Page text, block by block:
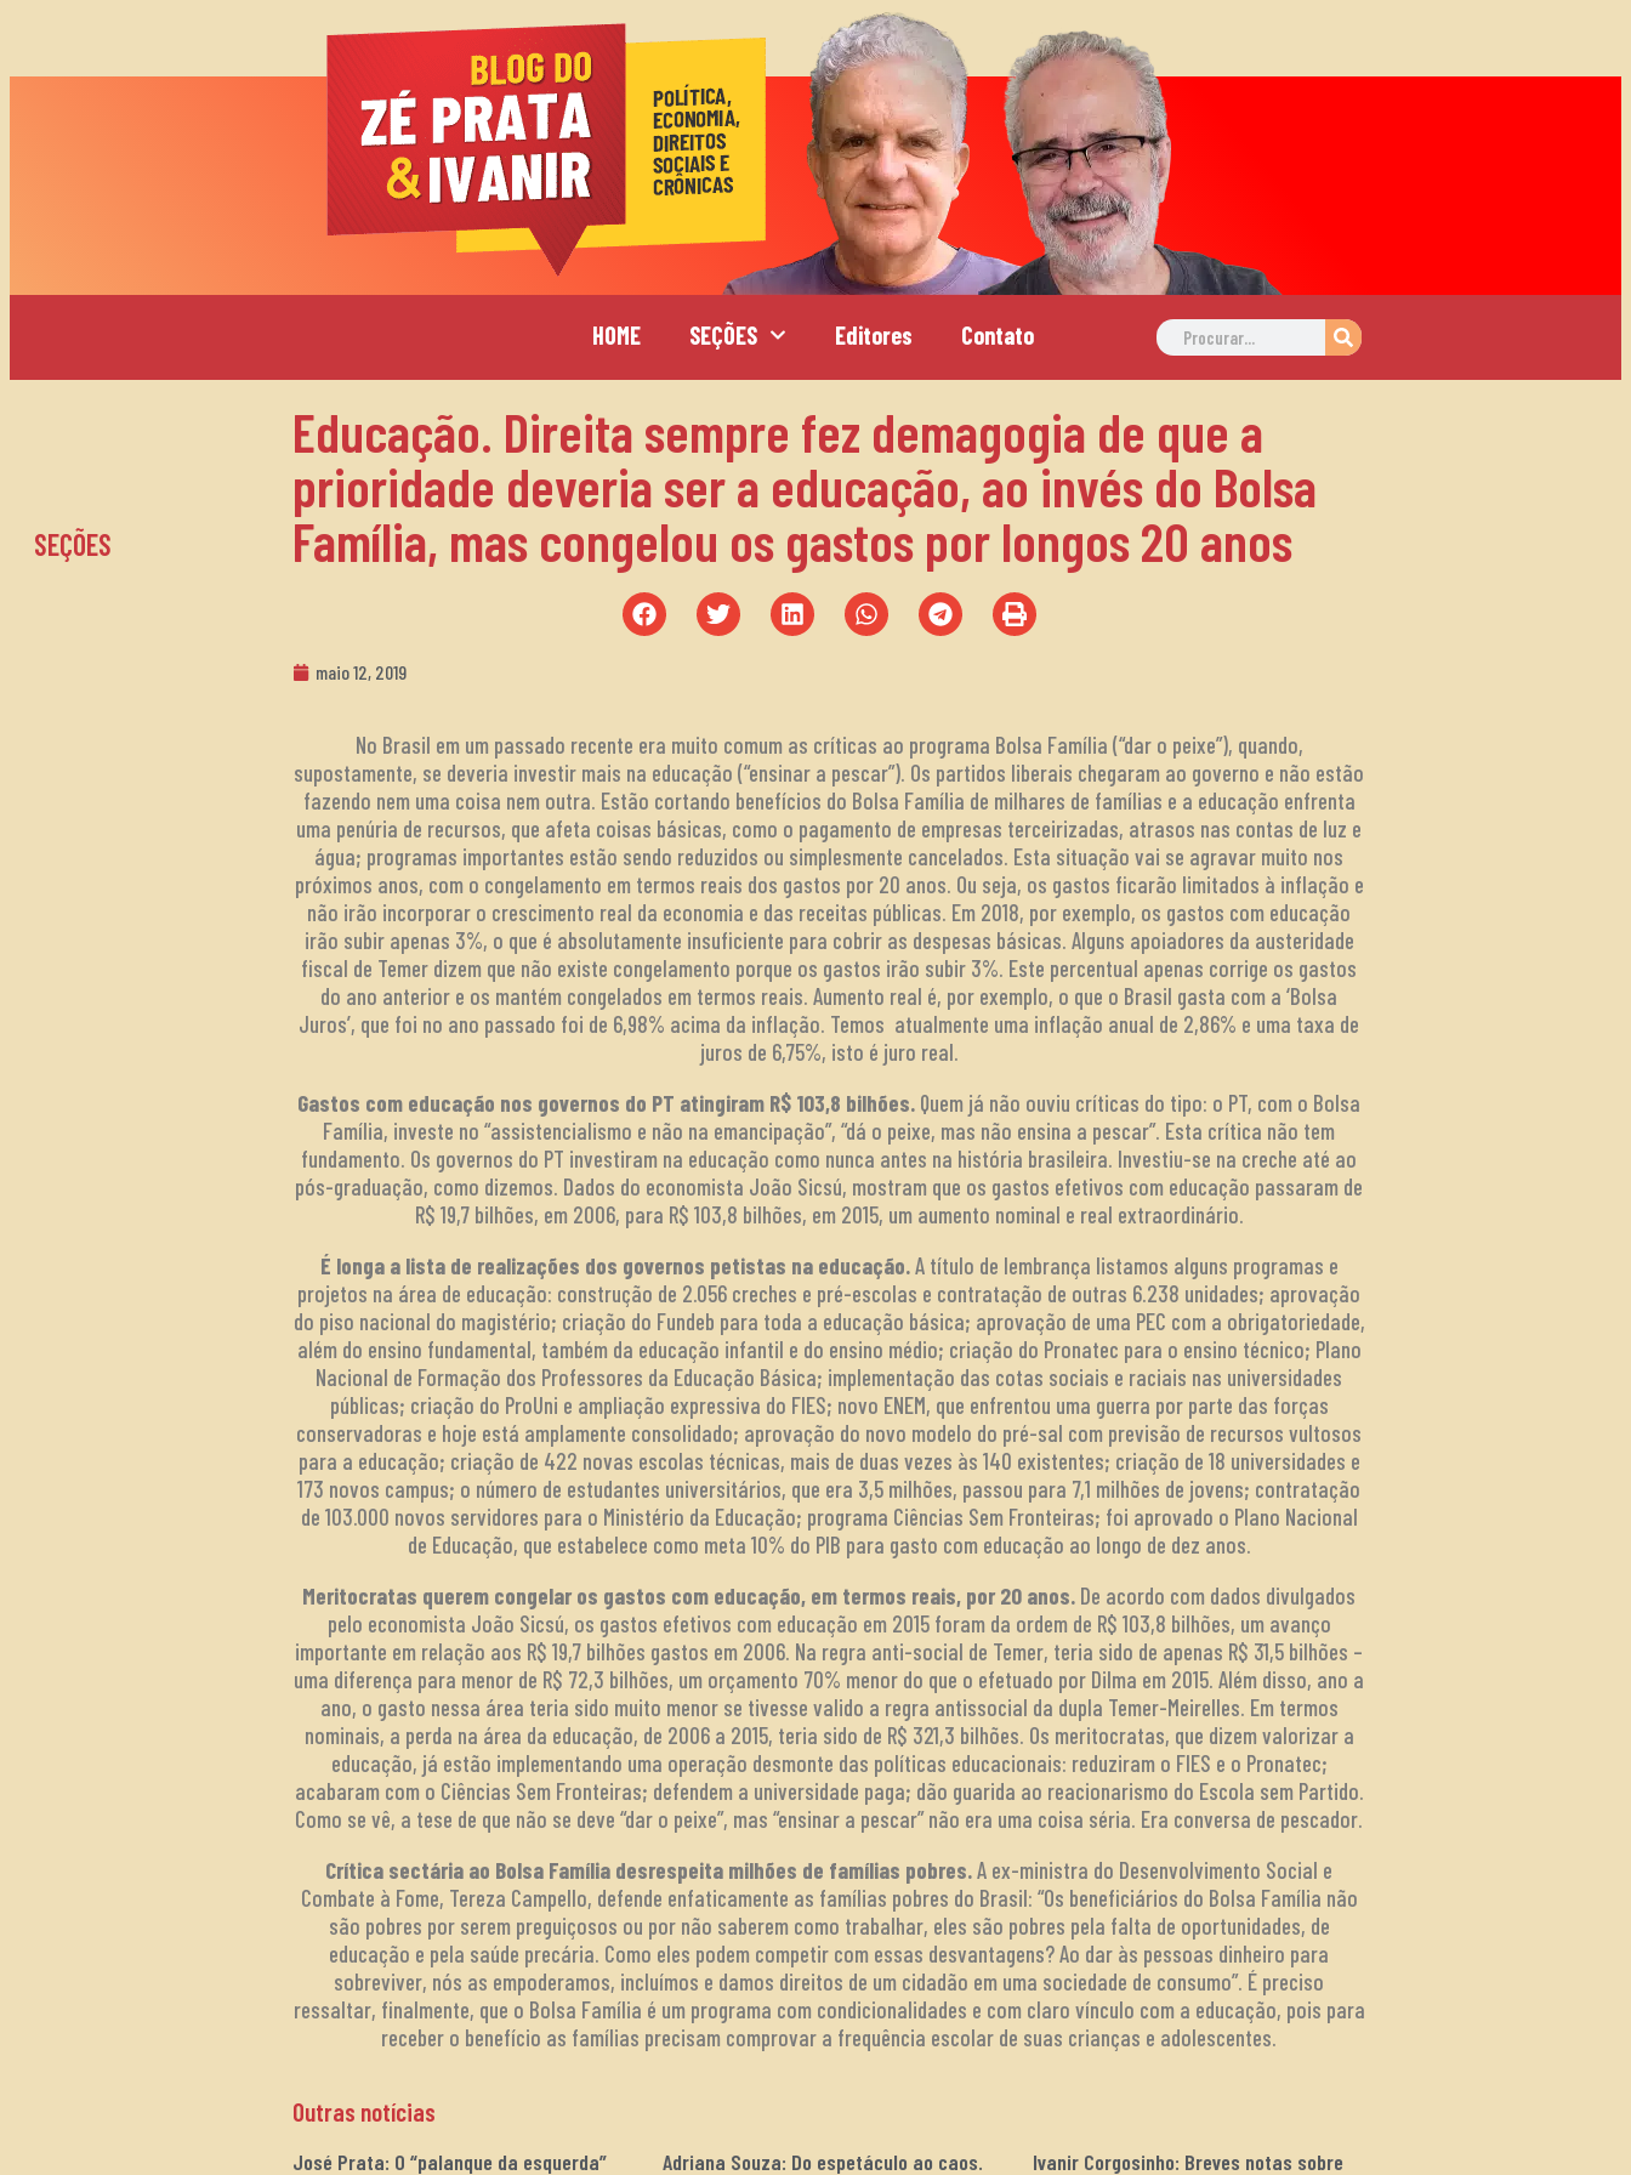
HOME SEÇÕES Editores Contato
SEÇÕES
Educação. Direita sempre fez demagogia de que a
prioridade deveria ser a educação, ao invés do Bolsa
Família, mas congelou os gastos por longos 20 anos
maio 12, 2019
No Brasil em um passado recente era muito comum as críticas ao programa Bolsa Família (“dar o peixe”), quando,
supostamente, se deveria investir mais na educação (“ensinar a pescar”). Os partidos liberais chegaram ao governo e não estão
fazendo nem uma coisa nem outra. Estão cortando benefícios do Bolsa Família de milhares de famílias e a educação enfrenta
uma penúria de recursos, que afeta coisas básicas, como o pagamento de empresas terceirizadas, atrasos nas contas de luz e
água; programas importantes estão sendo reduzidos ou simplesmente cancelados. Esta situação vai se agravar muito nos
próximos anos, com o congelamento em termos reais dos gastos por 20 anos. Ou seja, os gastos ficarão limitados à inflação e
não irão incorporar o crescimento real da economia e das receitas públicas. Em 2018, por exemplo, os gastos com educação
irão subir apenas 3%, o que é absolutamente insuficiente para cobrir as despesas básicas. Alguns apoiadores da austeridade
fiscal de Temer dizem que não existe congelamento porque os gastos irão subir 3%. Este percentual apenas corrige os gastos
do ano anterior e os mantém congelados em termos reais. Aumento real é, por exemplo, o que o Brasil gasta com a ‘Bolsa
Juros’, que foi no ano passado foi de 6,98% acima da inflação. Temos atualmente uma inflação anual de 2,86% e uma taxa de
juros de 6,75%, isto é juro real.
Gastos com educação nos governos do PT atingiram R$ 103,8 bilhões. Quem já não ouviu críticas do tipo: o PT, com o Bolsa
Família, investe no “assistencialismo e não na emancipação”, “dá o peixe, mas não ensina a pescar”. Esta crítica não tem
fundamento. Os governos do PT investiram na educação como nunca antes na história brasileira. Investiu-se na creche até ao
pós-graduação, como dizemos. Dados do economista João Sicsú, mostram que os gastos efetivos com educação passaram de
R$ 19,7 bilhões, em 2006, para R$ 103,8 bilhões, em 2015, um aumento nominal e real extraordinário.
É longa a lista de realizações dos governos petistas na educação.A título de lembrança listamos alguns programas e
projetos na área de educação: construção de 2.056 creches e pré-escolas e contratação de outras 6.238 unidades; aprovação
do piso nacional do magistério; criação do Fundeb para toda a educação básica; aprovação de uma PEC com a obrigatoriedade,
além do ensino fundamental, também da educação infantil e do ensino médio; criação do Pronatec para o ensino técnico; Plano
Nacional de Formação dos Professores da Educação Básica; implementação das cotas sociais e raciais nas universidades
públicas; criação do ProUni e ampliação expressiva do FIES; novo ENEM, que enfrentou uma guerra por parte das forças
conservadoras e hoje está amplamente consolidado; aprovação do novo modelo do pré-sal com previsão de recursos vultosos
para a educação; criação de 422 novas escolas técnicas, mais de duas vezes às 140 existentes; criação de 18 universidades e
173 novos campus; o número de estudantes universitários, que era 3,5 milhões, passou para 7,1 milhões de jovens; contratação
de 103.000 novos servidores para o Ministério da Educação; programa Ciências Sem Fronteiras; foi aprovado o Plano Nacional
de Educação, que estabelece como meta 10% do PIB para gasto com educação ao longo de dez anos.
Meritocratas querem congelar os gastos com educação, em termos reais, por 20 anos. De acordo com dados divulgados
pelo economista João Sicsú, os gastos efetivos com educação em 2015 foram da ordem de R$ 103,8 bilhões, um avanço
importante em relação aos R$ 19,7 bilhões gastos em 2006. Na regra anti-social de Temer, teria sido de apenas R$ 31,5 bilhões –
uma diferença para menor de R$ 72,3 bilhões, um orçamento 70% menor do que o efetuado por Dilma em 2015. Além disso, ano a
ano, o gasto nessa área teria sido muito menor se tivesse valido a regra antissocial da dupla Temer-Meirelles. Em termos
nominais, a perda na área da educação, de 2006 a 2015, teria sido de R$ 321,3 bilhões. Os meritocratas, que dizem valorizar a
educação, já estão implementando uma operação desmonte das políticas educacionais: reduziram o FIES e o Pronatec;
acabaram com o Ciências Sem Fronteiras; defendem a universidade paga; dão guarida ao reacionarismo do Escola sem Partido.
Como se vê, a tese de que não se deve “dar o peixe”, mas “ensinar a pescar” não era uma coisa séria. Era conversa de pescador.
Crítica sectária ao Bolsa Família desrespeita milhões de famílias pobres.A ex-ministra do Desenvolvimento Social e
Combate à Fome, Tereza Campello, defende enfaticamente as famílias pobres do Brasil: “Os beneficiários do Bolsa Família não
são pobres por serem preguiçosos ou por não saberem como trabalhar, eles são pobres pela falta de oportunidades, de
educação e pela saúde precária. Como eles podem competir com essas desvantagens? Ao dar às pessoas dinheiro para
sobreviver, nós as empoderamos, incluímos e damos direitos de um cidadão em uma sociedade de consumo”. É preciso
ressaltar, finalmente, que o Bolsa Família é um programa com condicionalidades e com claro vínculo com a educação, pois para
receber o benefício as famílias precisam comprovar a frequência escolar de suas crianças e adolescentes.
Outras notícias
José Prata: O “palanque da esquerda” Adriana Souza: Do espetáculo ao caos. Ivanir Corgosinho: Breves notas sobre